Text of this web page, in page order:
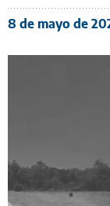
8 de mayo de